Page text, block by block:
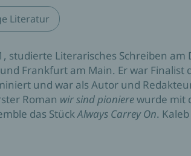
Literatur
studierte Literarisches Schreiben
Frankfurt am Main. Er war
und war als Autor und
Roman wir sind pionierewurde mit
das StückAlways Carrey On.